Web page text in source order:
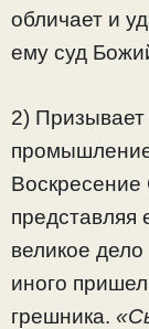
обличает и
ему суд
2) Призывает
представляя
великое
иного
грешника.